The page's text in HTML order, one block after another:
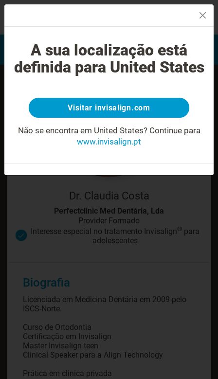
Avaliação do sorriso
Encontrar um Invisalign
provider
Dr. Claudia Costa
Perfectclinic Med Dentária, Lda
Provider Formado
Interesse especial no tratamento Invisalign® para
adolescentes
Biografia
Licenciada em Medicina Dentária em 2009 pelo
ISCS-Norte.
Curso de Ortodontia
Certificação em Invisalign
Master Invisalign teen
Clinical Speaker para a Align Technology
Prática em clinica privada
A sua localização está
definida para United States
Visitar invisalign.com
Não se encontra em United States? Continue para
www.invisalign.pt